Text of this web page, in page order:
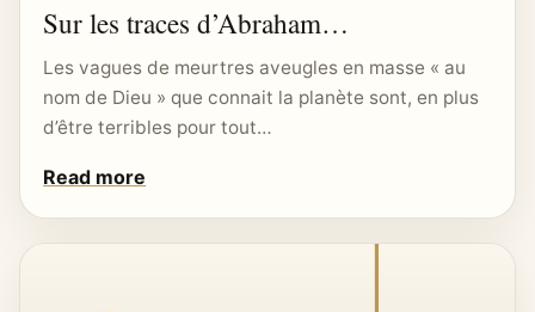
Sur les traces d’Abraham…
Les vagues de meurtres aveugles en masse « au
nom de Dieu » que connait la planète sont, en plus
d’être terribles pour tout…
Read more